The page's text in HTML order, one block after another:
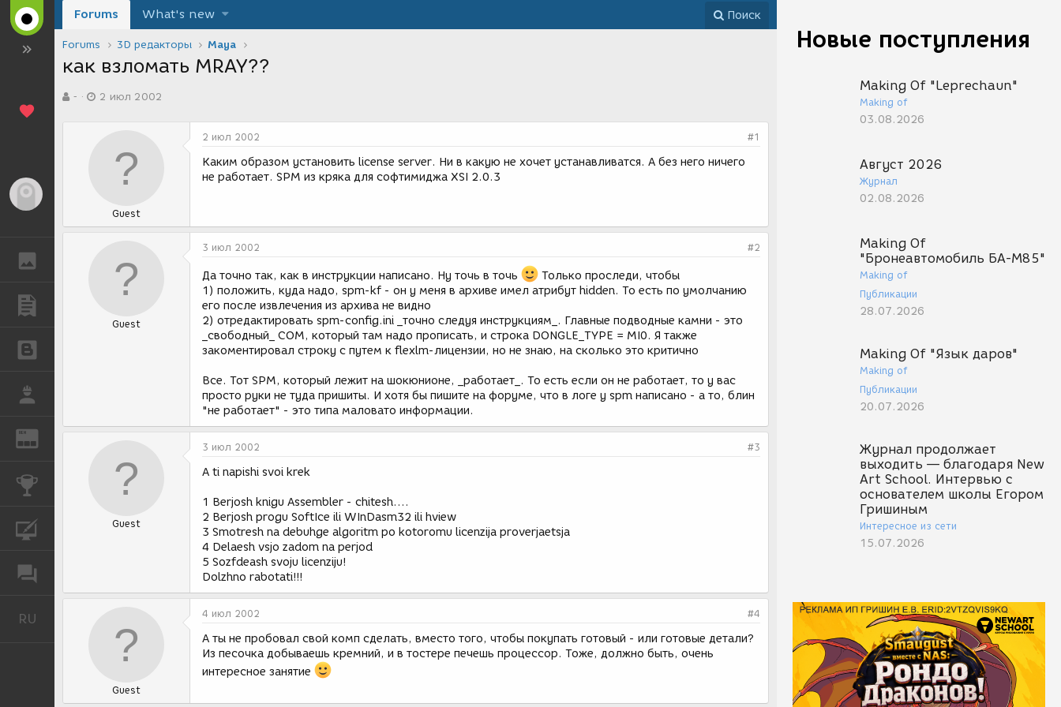
REN
RU
Новые поступления
Making Of "Leprechaun"
Making of
03.08.2026
Август 2026
Журнал
02.08.2026
Making Of
"Бронеавтомобиль БА-М85"
Making of
Публикации
28.07.2026
Making Of "Язык даров"
Making of
Публикации
20.07.2026
Журнал продолжает
выходить — благодаря New
Art School. Интервью с
основателем школы Егором
Гришиным
Интересное из сети
15.07.2026
Forums What's new Поиск
Forums 3D редакторы Maya
как взломать MRAY??
в-
а
и
2 июл 2002
Guest
2 июл 2002 #1
Каким образом установить license server. Ни в какую не хочет устанавливатся. А без него ничего
не работает. SPM из кряка для софтимиджа XSI 2.0.3
Guest
3 июл 2002 #2
Да точно так, как в инструкции написано. Ну точь в точь
Только проследи, чтобы
1) положить, куда надо, spm-kf - он у меня в архиве имел атрибут hidden. То есть по умолчанию
его после извлечения из архива не видно
2) отредактировать spm-config.ini _точно следуя инструкциям_. Главные подводные камни - это
_свободный_ COM, который там надо прописать, и строка DONGLE_TYPE = MI0. Я также
закоментировал строку с путем к flexlm-лицензии, но не знаю, на сколько это критично
Все. Тот SPM, который лежит на шокюнионе, _работает_. То есть если он не работает, то у вас
просто руки не туда пришиты. И хотя бы пишите на форуме, что в логе у spm написано - а то, блин
"не работает" - это типа маловато информации.
Guest
3 июл 2002 #3
A ti napishi svoi krek
1 Berjosh knigu Assembler - chitesh....
2 Berjosh progu SoftIce ili WInDasm32 ili hview
3 Smotresh na debuhge algoritm po kotoromu licenzija proverjaetsja
4 Delaesh vsjo zadom na perjod
5 Sozfdeash svoju licenziju!
Dolzhno rabotati!!!
Guest
4 июл 2002 #4
А ты не пробовал свой комп сделать, вместо того, чтобы покупать готовый - или готовые детали?
Из песочка добываешь кремний, и в тостере печешь процессор. Тоже, должно быть, очень
интересное занятие